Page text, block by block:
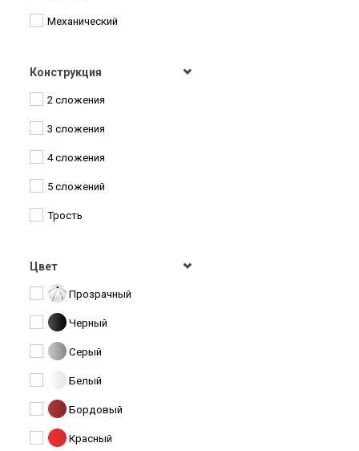
Kobold
Lamberti
Lantana
Lulu Guinness
Magic Rain
MIZU
Monsoon
Механический
Конструкция
2 сложения
3 сложения
4 сложения
5 сложений
Трость
Цвет
Прозрачный
Черный
Серый
Белый
Бордовый
Красный